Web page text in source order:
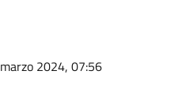
2024, 07:56